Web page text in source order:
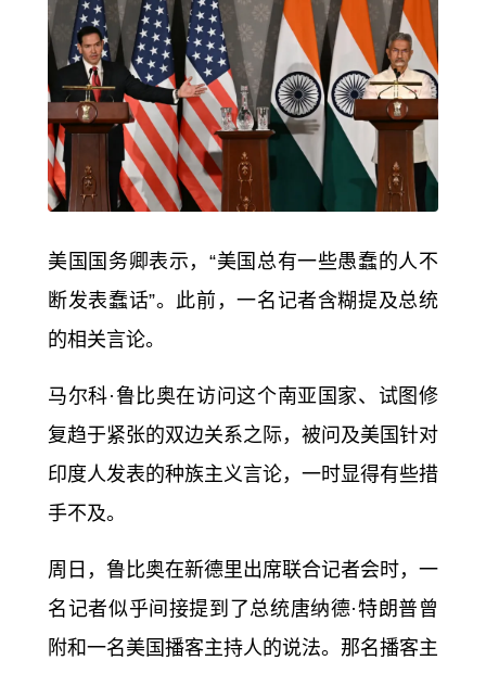
美国国务卿表示，“美国总有一些愚蠢的人不
断发表蠢话”。此前，一名记者含糊提及总统
的相关言论。
马尔科·鲁比奥在访问这个南亚国家、试图修
复趋于紧张的双边关系之际，被问及美国针对
印度人发表的种族主义言论，一时显得有些措
手不及。
周日，鲁比奥在新德里出席联合记者会时，一
名记者似乎间接提到了总统唐纳德·特朗普曾
附和一名美国播客主持人的说法。那名播客主